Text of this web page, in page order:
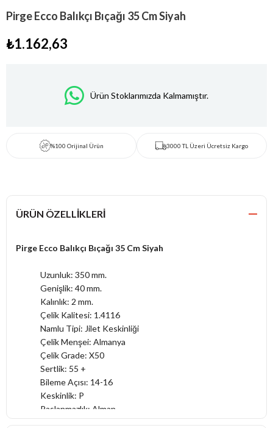
Pirge Ecco Balıkçı Bıçağı 35 Cm Siyah
₺1.162,63
Ürün Stoklarımızda Kalmamıştır.
%100 Orijinal Ürün 3000 TL Üzeri Ücretsiz Kargo
ÜRÜN ÖZELLIKLERI
Pirge Ecco Balıkçı Bıçağı 35 Cm Siyah
Uzunluk: 350 mm.
Genişlik: 40 mm.
Kalınlık: 2 mm.
Çelik Kalitesi: 1.4116
Namlu Tipi: Jilet Keskinliği
Çelik Menşei: Almanya
Çelik Grade: X50
Sertlik: 55 +
Bileme Açısı: 14-16
Keskinlik: P
Paslanmazlık: Alman